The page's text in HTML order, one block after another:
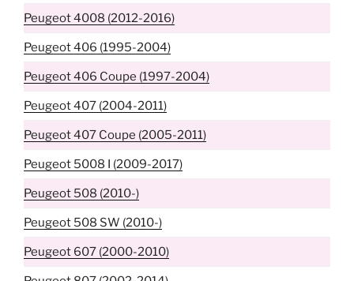
Peugeot 4008 (2012-2016)
Peugeot 406 (1995-2004)
Peugeot 406 Coupe (1997-2004)
Peugeot 407 (2004-2011)
Peugeot 407 Coupe (2005-2011)
Peugeot 5008 I (2009-2017)
Peugeot 508 (2010-)
Peugeot 508 SW (2010-)
Peugeot 607 (2000-2010)